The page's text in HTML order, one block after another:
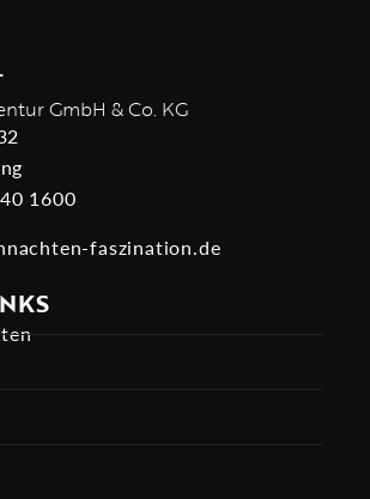
GmbH & Co. KG
1600
faszination.de